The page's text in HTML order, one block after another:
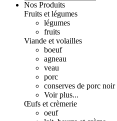
Nos Produits
Fruits et légumes
légumes
fruits
Viande et volailles
boeuf
agneau
veau
porc
conserves de porc noir
Voir plus...
Œufs et crèmerie
oeuf